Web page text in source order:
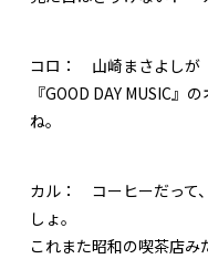
コロ： 山崎まさよしが
『GOOD DAY MUSIC』
ね。
カル： コーヒーだって
しょ。
これまた昭和の喫茶店み